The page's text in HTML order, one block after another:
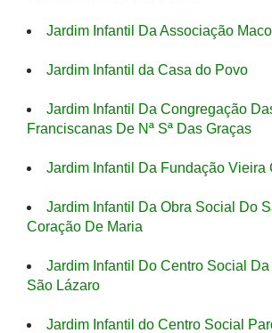
Jardim Infantil Da Associação
Jardim Infantil da Casa do Povo
Jardim Infantil Da Congregação
Franciscanas De Nª Sª Das Graças
Jardim Infantil Da Fundação Vieira
Jardim Infantil Da Obra Social Do
Coração De Maria
Jardim Infantil Do Centro Social
São Lázaro
Jardim Infantil do Centro Social